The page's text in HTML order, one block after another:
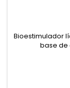
Bioestimulador
base de
densas,
terpenos y